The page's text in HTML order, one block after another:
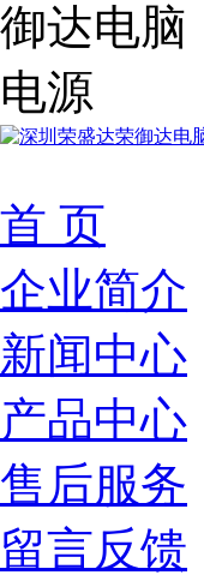
首 页
企业简介
新闻中心
产品中心
售后服务
留言反馈